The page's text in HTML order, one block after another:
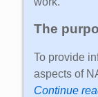
The
To provide
aspects of
Continue